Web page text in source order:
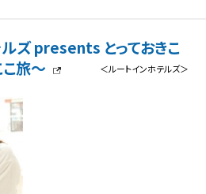
ズ presents とっておきこ
旅～
＜ルートインホテルズ＞